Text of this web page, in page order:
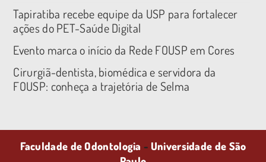
Tapiratiba recebe equipe da USP para fortalecer
ações do PET-Saúde Digital
Evento marca o início da Rede FOUSP em Cores
Cirurgiã-dentista, biomédica e servidora da
FOUSP: conheça a trajetória de Selma
Faculdade de Odontologia - Universidade de São